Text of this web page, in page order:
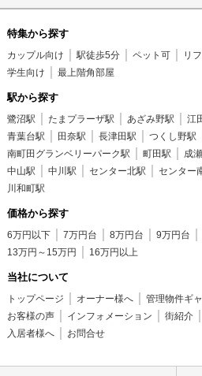
特集から探す
カップル向け 駅徒歩5分 ペット可 リ
学生向け
最上階角部屋
駅から探す
鷺沼駅 たまプラーザ駅 あざみ野駅 江
青葉台駅
田奈駅 長津田駅 つくし野駅
南町田グランベリーパーク駅
町田駅 成
中山駅
中川駅 センター北駅 センター
川和町駅
価格から探す
6万円以下 7万円台 8万円台 9万円台
13万円～15万円
16万円以上
当社について
トップページ オーナー様へ 管理物件ギ
お客様の声
インフォメーション 街紹介
入居者様へ
お問合せ